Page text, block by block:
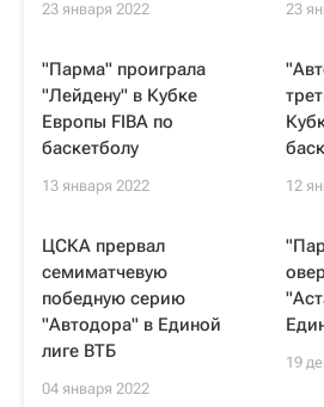
23 января 2022 23
"Парма" проиграла
"Лейдену" в Кубке
Европы FIBA по
баскетболу
13 января 2022 12
ЦСКА прервал
семиматчевую
победную серию
"Автодора" в Единой
лиге ВТБ
04 января 2022
19